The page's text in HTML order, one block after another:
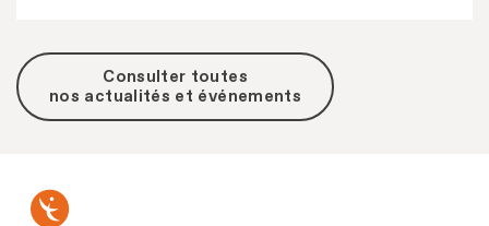
Consulter toutes
nos actualités et événements